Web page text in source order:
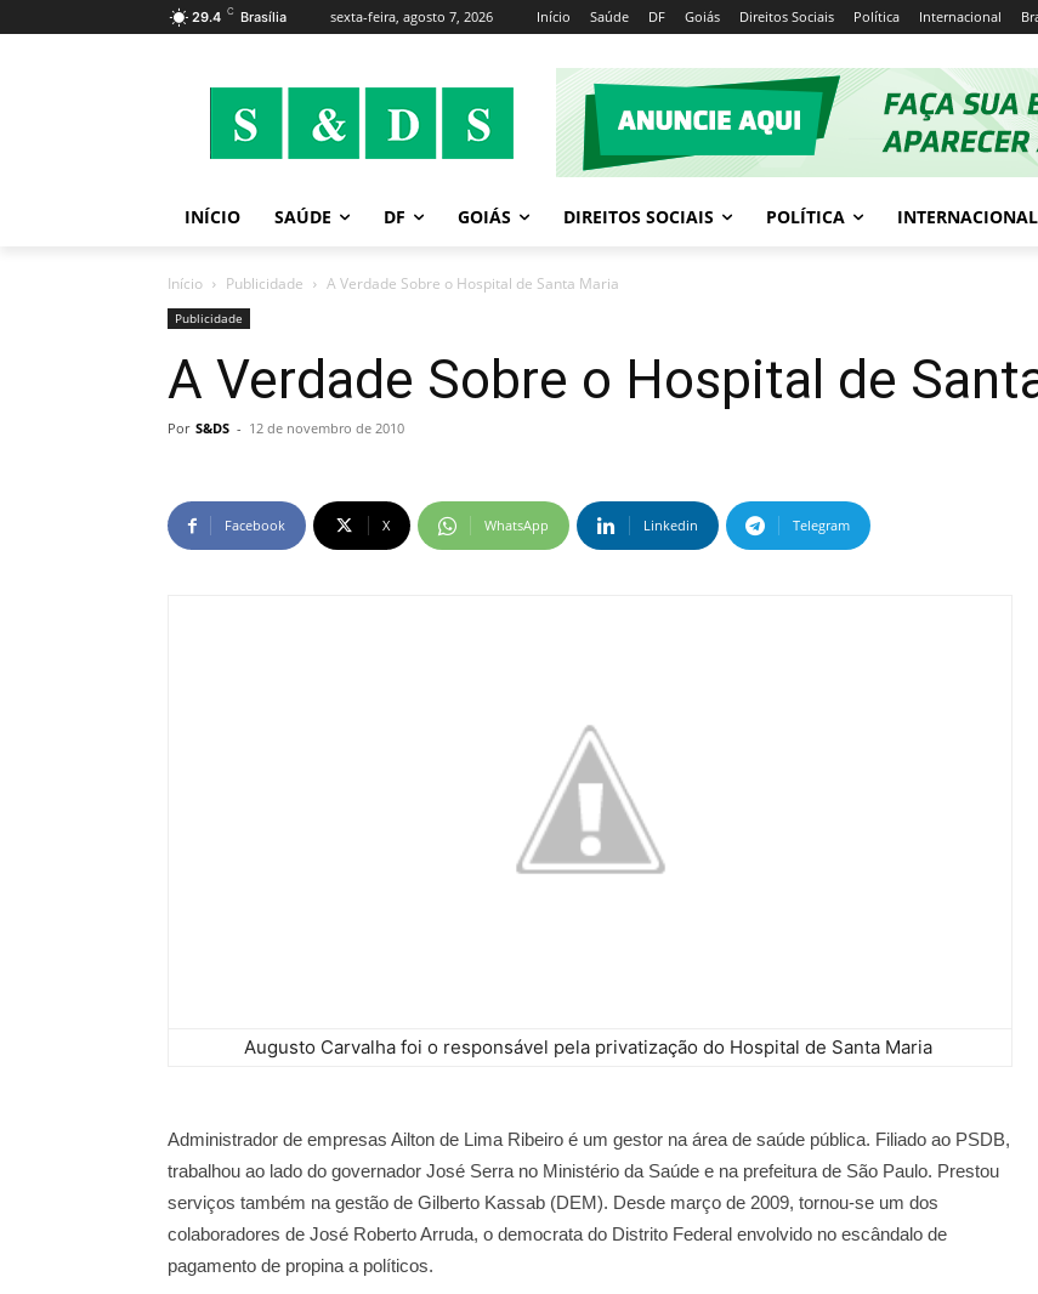
29.4 C Brasília sexta-feira, agosto 7, 2026 Início Saúde DF Goiás Direitos Sociais Política Internacional
INÍCIO SAÚDE DF GOIÁS DIREITOS SOCIAIS POLÍTICA INTERNACIONAL
Início Publicidade A Verdade Sobre o Hospital de Santa Maria
Publicidade
A Verdade Sobre o Hospital de
Por S&DS - 12 de novembro de 2010
Facebook X WhatsApp Linkedin Telegram
Augusto Carvalha foi o responsável pela privatização do Hospital de Santa Maria
Administrador de empresas Ailton de Lima Ribeiro é um gestor na área de saúde pública. Filiado ao PSDB,
trabalhou ao lado do governador José Serra no Ministério da Saúde e na prefeitura de São Paulo. Prestou
serviços também na gestão de Gilberto Kassab (DEM). Desde março de 2009, tornou-se um dos
colaboradores de José Roberto Arruda, o democrata do Distrito Federal envolvido no escândalo de
pagamento de propina a políticos.